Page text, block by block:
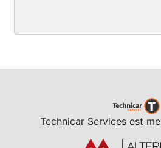
Technicar Services est